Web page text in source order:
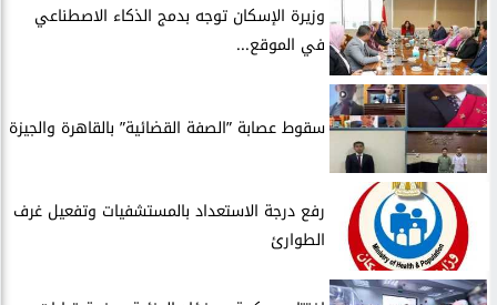
​وزيرة الإسكان توجه بدمج الذكاء الاصطناعي
في الموقع...
سقوط عصابة ”الصفة القضائية” بالقاهرة والجيزة
​رفع درجة الاستعداد بالمستشفيات وتفعيل غرف
الطوارئ